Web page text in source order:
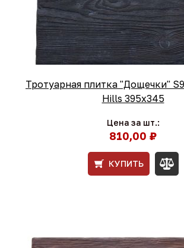
Тротуарная плитка "Дощечки"
Hills 395х345
Цена за шт.:
810,00 ₽
КУПИТЬ